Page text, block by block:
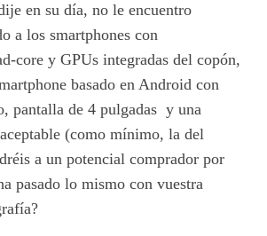
en su día, no le encuentro
a los smartphones con
core y GPUs integradas del copón,
basado en Android con
pantalla de 4 pulgadas y una
(como mínimo, la del
a un potencial comprador por
pasado lo mismo con vuestra